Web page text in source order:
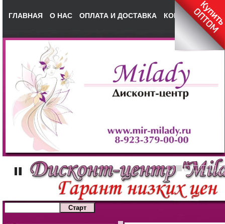
ГЛАВНАЯ О НАС ОПЛАТА И ДОСТАВКА КОНТАКТЫ